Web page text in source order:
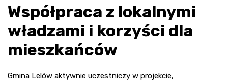
Współpraca z lokalnymi
władzami i korzyści dla
mieszkańców
Gmina Lelów aktywnie uczestniczy w projekcie,